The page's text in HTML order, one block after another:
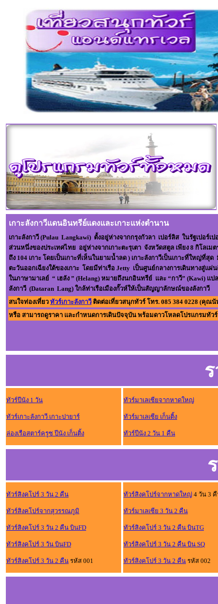
เกาะลังกาวีแดนอินทรีย์แดงและเกาะแห่งตำนาน
เกาะลังกาวี (Pulau Langkawi) ตั้งอยู่ห่างจากกรุงกัวลา เปอร์ลิส ในรัฐเปอร์
ส่วนหนึ่งของประเทศไทย อยู่ห่างจากเกาะตะรุเตา จังหวัดสตูล เพียง 8 กิโลเ
ถึง 104 เกาะ โดยเป็นเกาะที่เห็นในยามน้ำลด ) เกาะลังกาวีเป็นเกาะที่ใหญ่
ตะวันออกเฉียงใต้ของเกาะ โดยมีท่าเรือ Jetty เป็นศูนย์กลางการเดินทางสู่
ในภาษามาเลย์ “ เฮลัง ” (Helang) หมายถึงนกอินทรีย์ และ “กาวี” (Kawi)
ลังกาวี (Dataran Lang) ใกล้ท่าเรือเมืองกั๊วห์ให้เป็นสัญญาลักษณ์ของลังกาวี
สนใจท่องเที่ยว ทัวร์เกาะลังกาว ติดต่อเที่ยวสนุกทัวร์ โทร. 085 384 0228 (คุณนั
หรือ สามารถดูราคา และกำหนดการเดินปัจจุบัน พร้อมดาวโหลดโปรแกรมทัว
ทัวร์ปีนัง 1 วัน
ทัวร์เกาะลังกาวี เกาะปายาร์
ล่องเรือสตาร์ครูซ ปีนัง เก็นติ้ง
ทัวร์มาเลเซียจากหาดใหญ่
ทัวร์มาเลเซีย เก็นติ้ง
ทัวร์ปีนัง 2 วัน 1 คืน
ทัวร์สิงคโปร์ 3 วัน 2 คืน
ทัวร์สิงคโปร์จากสุวรรณภูมิ
ทัวร์สิงคโปร์ 3 วัน 2 คืน บินFD
ทัวร์สิงคโปร์ 3 วัน บินFD
ทัวร์สิงคโปร์ 3 วัน 2 คืน รหัส 001
ทัวร์สิงคโปร์จากหาดใหญ่ 4 วัน 3
ทัวร์มาเลเซีย 3 วัน 2 คืน
ทัวร์สิงคโปร์ 3 วัน 2 คืน บินTG
ทัวร์สิงคโปร์ 3 วัน 2 คืน บิน SQ
ทัวร์สิงคโปร์ 3 วัน 2 คืน รหัส 002